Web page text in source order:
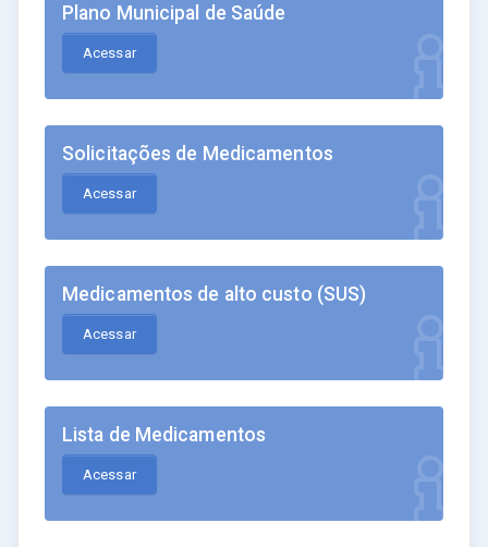
Plano Municipal de Saúde
Acessar
Solicitações de Medicamentos
Acessar
Medicamentos de alto custo (SUS)
Acessar
Lista de Medicamentos
Acessar